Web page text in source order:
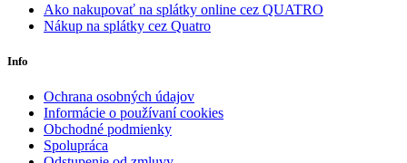
Ako nakupovať na splátky online cez QUATRO
Nákup na splátky cez Quatro
Info
Ochrana osobných údajov
Informácie o používaní cookies
Obchodné podmienky
Spolupráca